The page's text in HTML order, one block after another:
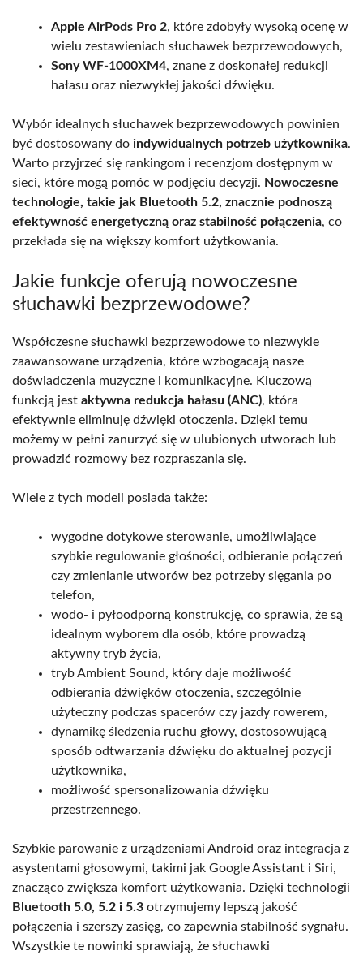
Apple AirPods Pro 2, które zdobyły wysoką ocenę w
wielu zestawieniach słuchawek bezprzewodowych,
Sony WF-1000XM4, znane z doskonałej redukcji
hałasu oraz niezwykłej jakości dźwięku.
Wybór idealnych słuchawek bezprzewodowych powinien
być dostosowany do indywidualnych potrzeb użytkownika.
Warto przyjrzeć się rankingom i recenzjom dostępnym w
sieci, które mogą pomóc w podjęciu decyzji. Nowoczesne
technologie, takie jak Bluetooth 5.2, znacznie podnoszą
efektywność energetyczną oraz stabilność połączenia, co
przekłada się na większy komfort użytkowania.
Jakie funkcje oferują nowoczesne
słuchawki bezprzewodowe?
Współczesne słuchawki bezprzewodowe to niezwykle
zaawansowane urządzenia, które wzbogacają nasze
doświadczenia muzyczne i komunikacyjne. Kluczową
funkcją jest aktywna redukcja hałasu (ANC), która
efektywnie eliminuję dźwięki otoczenia. Dzięki temu
możemy w pełni zanurzyć się w ulubionych utworach lub
prowadzić rozmowy bez rozpraszania się.
Wiele z tych modeli posiada także:
wygodne dotykowe sterowanie, umożliwiające
szybkie regulowanie głośności, odbieranie połączeń
czy zmienianie utworów bez potrzeby sięgania po
telefon,
wodo- i pyłoodporną konstrukcję, co sprawia, że są
idealnym wyborem dla osób, które prowadzą
aktywny tryb życia,
tryb Ambient Sound, który daje możliwość
odbierania dźwięków otoczenia, szczególnie
użyteczny podczas spacerów czy jazdy rowerem,
dynamikę śledzenia ruchu głowy, dostosowującą
sposób odtwarzania dźwięku do aktualnej pozycji
użytkownika,
możliwość spersonalizowania dźwięku
przestrzennego.
Szybkie parowanie z urządzeniami Android oraz integracja z
asystentami głosowymi, takimi jak Google Assistant i Siri,
znacząco zwiększa komfort użytkowania. Dzięki technologii
Bluetooth 5.0, 5.2 i 5.3 otrzymujemy lepszą jakość
połączenia i szerszy zasięg, co zapewnia stabilność sygnału.
Wszystkie te nowinki sprawiają, że słuchawki